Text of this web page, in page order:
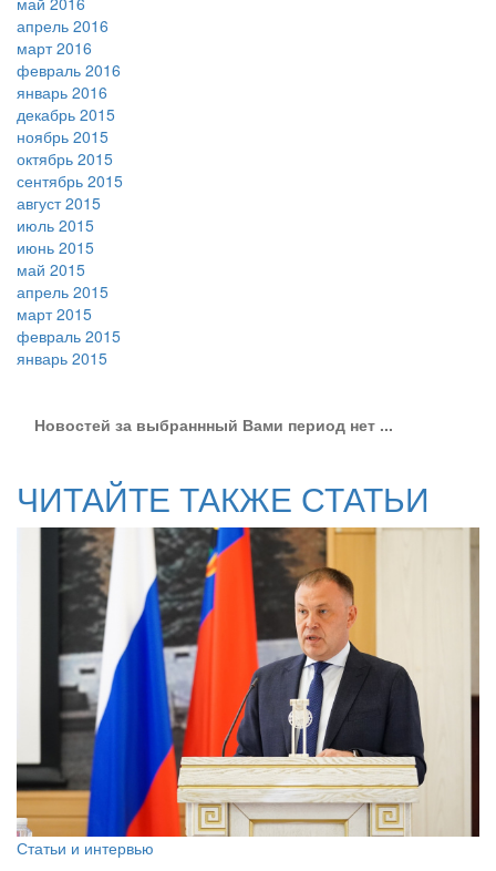
апрель 2016
март 2016
февраль 2016
январь 2016
декабрь 2015
ноябрь 2015
октябрь 2015
сентябрь 2015
август 2015
июль 2015
июнь 2015
май 2015
апрель 2015
март 2015
февраль 2015
январь 2015
Новостей за выбраннный Вами период нет ...
ЧИТАЙТЕ ТАКЖЕ СТАТЬИ
Статьи и интервью